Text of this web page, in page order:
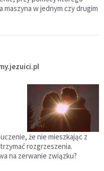
maszyna w jednym czy drugim
że nie mieszkając z
rozgrzeszenia.
na zerwanie związku?